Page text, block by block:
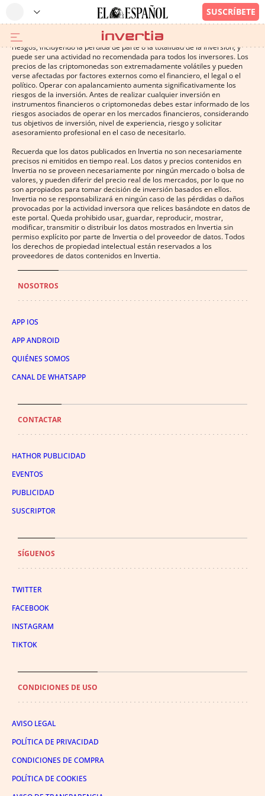
Operar con instrumentos financieros o criptomonedas conlleva altos
riesgos, incluyendo la pérdida de parte o la totalidad de la inversión, y
puede ser una actividad no recomendada para todos los inversores. Los
precios de las criptomonedas son extremadamente volátiles y pueden
verse afectadas por factores externos como el financiero, el legal o el
político. Operar con apalancamiento aumenta significativamente los
riesgos de la inversión. Antes de realizar cualquier inversión en
instrumentos financieros o criptomonedas debes estar informado de los
riesgos asociados de operar en los mercados financieros, considerando
tus objetivos de inversión, nivel de experiencia, riesgo y solicitar
asesoramiento profesional en el caso de necesitarlo.
Recuerda que los datos publicados en Invertia no son necesariamente
precisos ni emitidos en tiempo real. Los datos y precios contenidos en
Invertia no se proveen necesariamente por ningún mercado o bolsa de
valores, y pueden diferir del precio real de los mercados, por lo que no
son apropiados para tomar decisión de inversión basados en ellos.
Invertia no se responsabilizará en ningún caso de las pérdidas o daños
provocadas por la actividad inversora que relices basándote en datos de
este portal. Queda prohibido usar, guardar, reproducir, mostrar,
modificar, transmitir o distribuir los datos mostrados en Invertia sin
permiso explícito por parte de Invertia o del proveedor de datos. Todos
los derechos de propiedad intelectual están reservados a los
proveedores de datos contenidos en Invertia.
NOSOTROS
APP IOS
APP ANDROID
QUIÉNES SOMOS
CANAL DE WHATSAPP
CONTACTAR
HATHOR PUBLICIDAD
EVENTOS
PUBLICIDAD
SUSCRIPTOR
SÍGUENOS
TWITTER
FACEBOOK
INSTAGRAM
TIKTOK
CONDICIONES DE USO
AVISO LEGAL
POLÍTICA DE PRIVACIDAD
CONDICIONES DE COMPRA
POLÍTICA DE COOKIES